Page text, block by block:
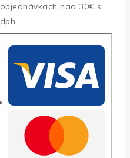
objednávkach nad 30€ s
dph